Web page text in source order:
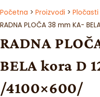
Početna > Proizvodi >
RADNA PLOČA 38 mm KA-
RADNA
BELA kora D
/4100×600/